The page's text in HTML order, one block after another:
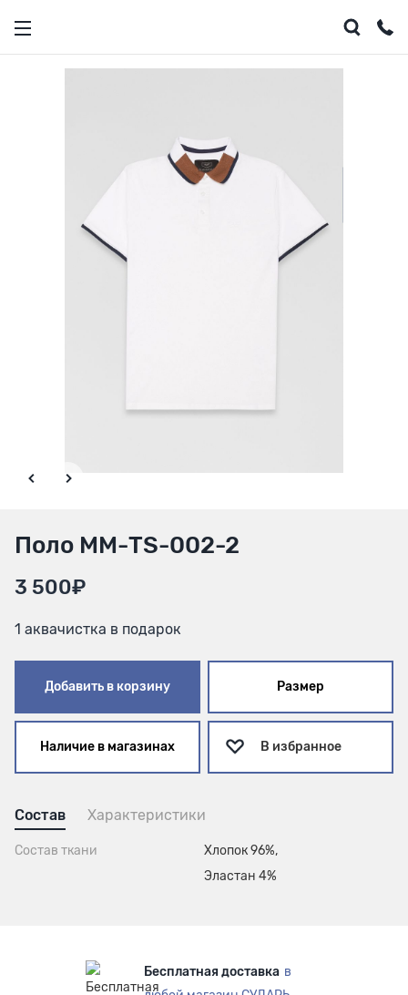
Поло ММ-TS-002-2
3 500₽
1 аквачистка в подарок
Добавить в корзину Размер
Наличие в магазинах В избранное
Состав Характеристики
Состав ткани
Хлопок 96%,
Эластан 4%
Бесплатная доставка в